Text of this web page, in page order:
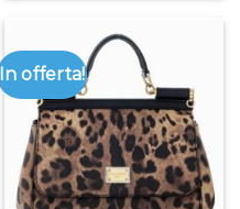
In offerta!